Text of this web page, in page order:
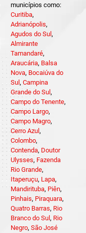
municípios como:
Curitiba,
Adrianópolis,
Agudos do Sul ,
Almirante
Tamandaré,
Araucária, Balsa
Nova, Bocaiúva do
Sul , Campina
Grande do Sul ,
Campo do Tenente,
Campo Largo,
Campo Magro,
Cerro Azul ,
Colombo,
Contenda, Doutor
Ulysses, Fazenda
Rio Grande,
Itaperuçu, Lapa,
Mandirituba, Piên,
Pinhais, Piraquara,
Quatro Barras, Rio
Branco do Sul , Rio
Negro, São José